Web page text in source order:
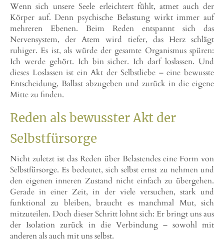
Wenn sich unsere Seele erleichtert fühlt, atmet auch der
Körper auf. Denn psychische Belastung wirkt immer auf
mehreren Ebenen. Beim Reden entspannt sich das
Nervensystem, der Atem wird tiefer, das Herz schlägt
ruhiger. Es ist, als würde der gesamte Organismus spüren:
Ich werde gehört. Ich bin sicher. Ich darf loslassen. Und
dieses Loslassen ist ein Akt der Selbstliebe – eine bewusste
Entscheidung, Ballast abzugeben und zurück in die eigene
Mitte zu finden.
Reden als bewusster Akt der
Selbstfürsorge
Nicht zuletzt ist das Reden über Belastendes eine Form von
Selbstfürsorge. Es bedeutet, sich selbst ernst zu nehmen und
den eigenen inneren Zustand nicht einfach zu übergehen.
Gerade in einer Zeit, in der viele versuchen, stark und
funktional zu bleiben, braucht es manchmal Mut, sich
mitzuteilen. Doch dieser Schritt lohnt sich: Er bringt uns aus
der Isolation zurück in die Verbindung – sowohl mit
anderen als auch mit uns selbst.